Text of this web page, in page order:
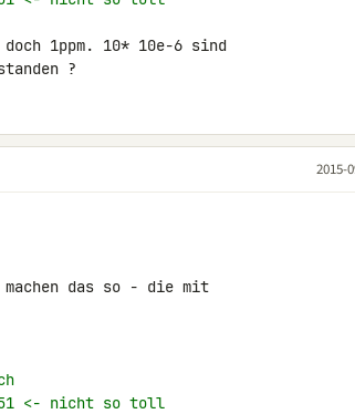
1ppm. 10* 10e-6 sind
?
2015-
das so - die mit
<- nicht so toll